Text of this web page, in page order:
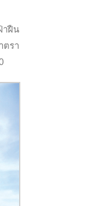
าฝืน
ตรา